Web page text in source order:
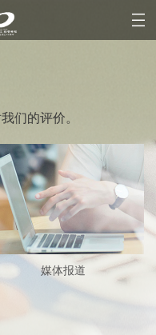
们的评价。
媒体报道